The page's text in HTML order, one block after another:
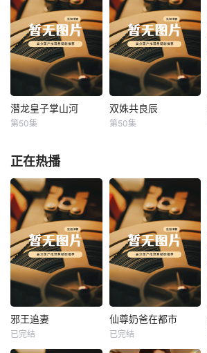
潜龙皇子掌山河
潜龙皇子掌山河
第50集
双姝共良辰
双姝共良辰
第50集
正在热播
热播
邪王追妻
邪王追妻
已完结
热播
仙尊奶爸在都市
已完结